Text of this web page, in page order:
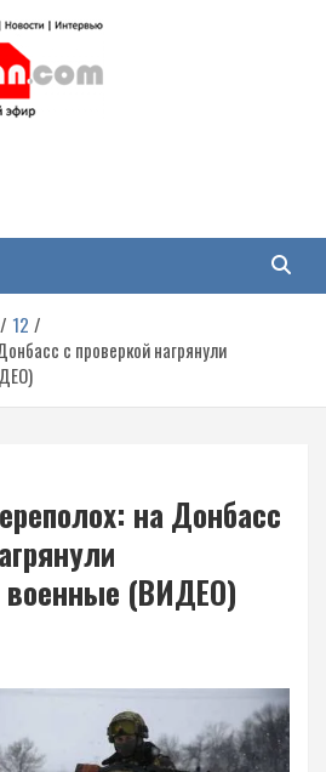
война
включая события в Новороссии, ДНР,
12
с проверкой нагрянули
на Донбасс
военные (ВИДЕО)